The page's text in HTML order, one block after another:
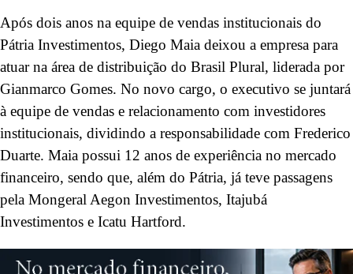
Após dois anos na equipe de vendas institucionais do
Pátria Investimentos, Diego Maia deixou a empresa para
atuar na área de distribuição do Brasil Plural, liderada por
Gianmarco Gomes. No novo cargo, o executivo se juntará
à equipe de vendas e relacionamento com investidores
institucionais, dividindo a responsabilidade com Frederico
Duarte. Maia possui 12 anos de experiência no mercado
financeiro, sendo que, além do Pátria, já teve passagens
pela Mongeral Aegon Investimentos, Itajubá
Investimentos e Icatu Hartford.